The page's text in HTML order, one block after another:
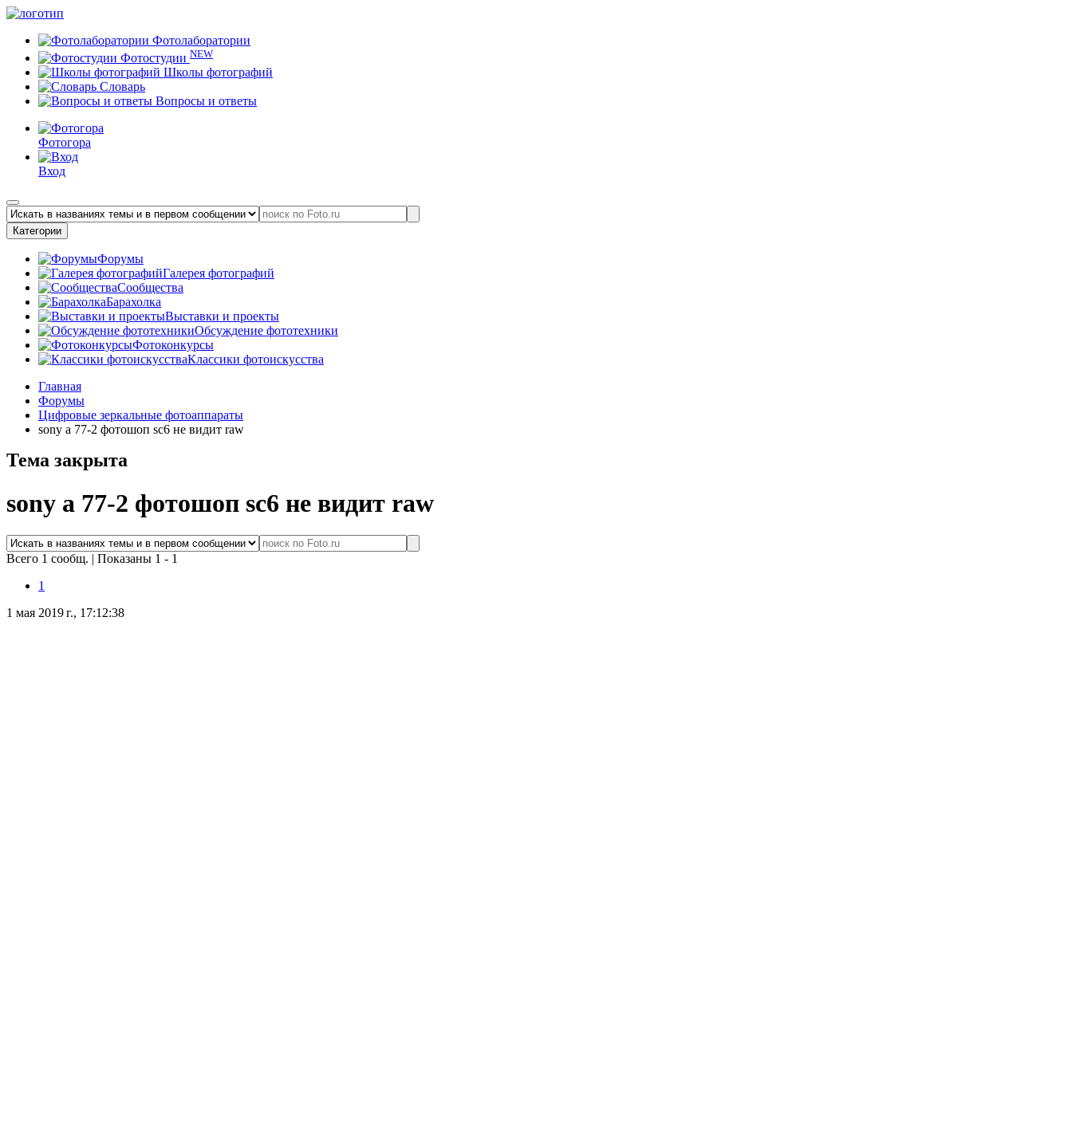
Фотолаборатории
Фотостудии NEW
Школы фотографий
Словарь
Вопросы и ответы
Фотогора
Вход
Категории
Форумы
Галерея фотографий
Сообщества
Барахолка
Выставки и проекты
Обсуждение фототехники
Фотоконкурсы
Классики фотоискусства
Главная
Форумы
Цифровые зеркальные фотоаппараты
sony a 77-2 фотошоп sc6 не видит raw
Тема закрыта
sony a 77-2 фотошоп sc6 не видит raw
Всего 1 сообщ. | Показаны 1 - 1
1
1 мая 2019 г., 17:12:38